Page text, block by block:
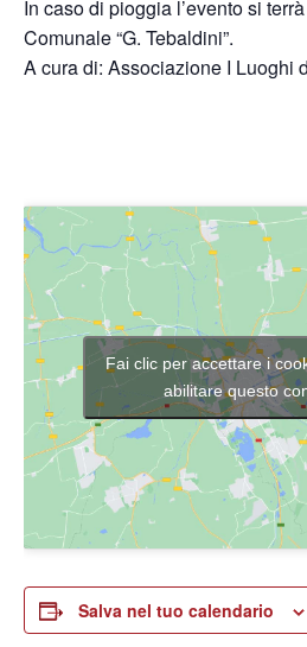
In caso di pioggia l’evento si
Comunale “G. Tebaldini”.
A cura di: Associazione I Luoghi
Fai clic per accettare i
abilitare questo
Salva nel tuo calendario